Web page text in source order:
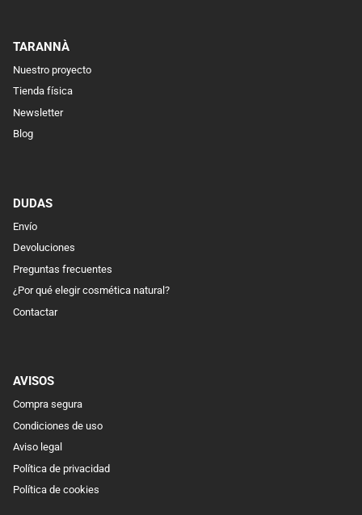
TARANNÀ
Nuestro proyecto
Tienda física
Newsletter
Blog
DUDAS
Envío
Devoluciones
Preguntas frecuentes
¿Por qué elegir cosmética natural?
Contactar
AVISOS
Compra segura
Condiciones de uso
Aviso legal
Política de privacidad
Política de cookies